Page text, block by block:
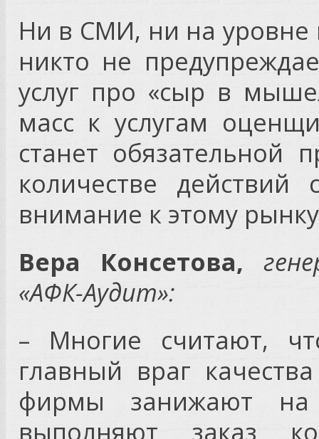
Ни в СМИ, ни на уровне
никто не
услуг про «сыр в
масс к услугам
станет обязательной
количестве
внимание к этому
Вера Консетова,
«АФК-Аудит»:
– Многие считают,
главный враг
фирмы занижают
выполняют заказ